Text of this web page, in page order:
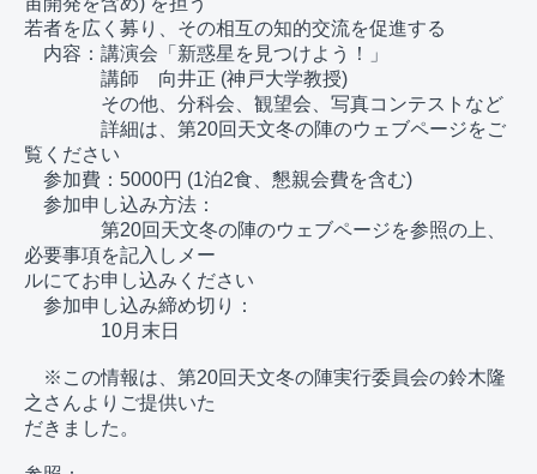
若者を広く募り、その相互の知的交流を促進する
内容：講演会「新惑星を見つけよう！」
講師　向井正 (神戸大学教授)
その他、分科会、観望会、写真コンテストなど
詳細は、第20回天文冬の陣のウェブページをご
覧ください
参加費：5000円 (1泊2食、懇親会費を含む)
参加申し込み方法：
第20回天文冬の陣のウェブページを参照の上、
必要事項を記入しメー
ルにてお申し込みください
参加申し込み締め切り：
10月末日
※この情報は、第20回天文冬の陣実行委員会の鈴木隆
之さんよりご提供いた
だきました。